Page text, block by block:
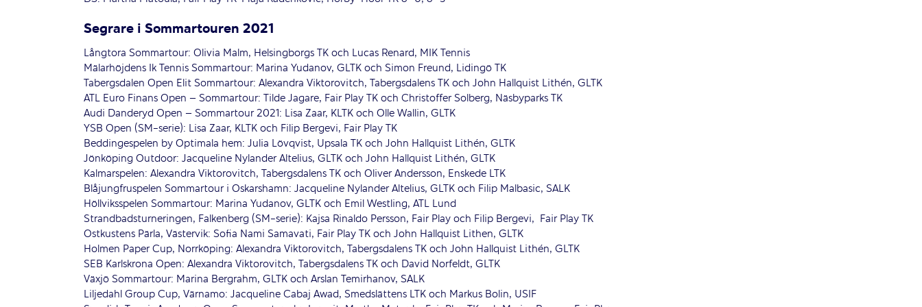
Segrare i Sommartouren 2021
Långtora Sommartour: Olivia Malm, Helsingborgs TK och Lucas Renard, MIK Tennis
Mälarhöjdens Ik Tennis Sommartour: Marina Yudanov, GLTK och Simon Freund, Lidingö TK
Tabergsdalen Open Elit Sommartour: Alexandra Viktorovitch, Tabergsdalens TK och John Hallquist Lithén, GLTK
ATL Euro Finans Open – Sommartour: Tilde Jagare, Fair Play TK och Christoffer Solberg, Näsbyparks TK
Audi Danderyd Open – Sommartour 2021: Lisa Zaar, KLTK och Olle Wallin, GLTK
YSB Open (SM-serie): Lisa Zaar, KLTK och Filip Bergevi, Fair Play TK
Beddingespelen by Optimala hem: Julia Lövqvist, Upsala TK och John Hallquist Lithén, GLTK
Jönköping Outdoor: Jacqueline Nylander Altelius, GLTK och John Hallquist Lithén, GLTK
Kalmarspelen: Alexandra Viktorovitch, Tabergsdalens TK och Oliver Andersson, Enskede LTK
Blåjungfruspelen Sommartour i Oskarshamn: Jacqueline Nylander Altelius, GLTK och Filip Malbasic, SALK
Höllviksspelen Sommartour: Marina Yudanov, GLTK och Emil Westling, ATL Lund
Strandbadsturneringen, Falkenberg (SM-serie): Kajsa Rinaldo Persson, Fair Play och Filip Bergevi, Fair Play TK
Ostkustens Pärla, Västervik: Sofia Nami Samavati, Fair Play TK och John Hallquist Lithen, GLTK
Holmen Paper Cup, Norrköping: Alexandra Viktorovitch, Tabergsdalens TK och John Hallquist Lithén, GLTK
SEB Karlskrona Open: Alexandra Viktorovitch, Tabergsdalens TK och David Norfeldt, GLTK
Växjö Sommartour: Marina Bergrahm, GLTK och Arslan Temirhanov, SALK
Liljedahl Group Cup, Värnamo: Jacqueline Cabaj Awad, Smedslättens LTK och Markus Bolin, USIF